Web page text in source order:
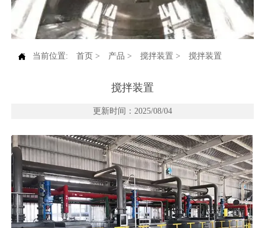
 当前位置: 首页 > 产品 > 搅拌装置 > 搅拌装置
搅拌装置
更新时间：2025/08/04